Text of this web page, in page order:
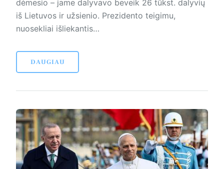
dėmesio – jame dalyvavo beveik 26 tūkst. dalyvių
iš Lietuvos ir užsienio. Prezidento teigimu,
nuosekliai išliekantis…
DAUGIAU